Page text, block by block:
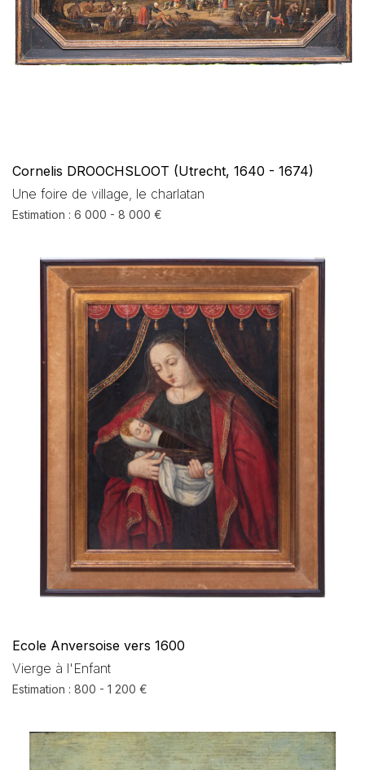
Cornelis DROOCHSLOOT (Utrecht, 1640 - 1674)
Une foire de village, le charlatan
Estimation : 6 000 - 8 000 €
Ecole Anversoise vers 1600
Vierge à l'Enfant
Estimation : 800 - 1 200 €